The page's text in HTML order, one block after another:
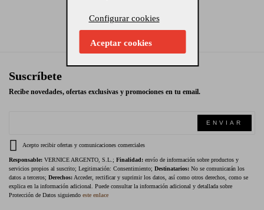
Suscríbete
Recibe novedades, ofertas exclusivas y promociones en tu email.
ENVIAR
Acepto recibir ofertas y comunicaciones comerciales
Responsable: VERNICE ARGENTO, S.L.; Finalidad: envío de información sobre productos y
servicios propios al suscrito; Legitimación: Consentimiento; Destinatarios: No se comunicarán los
datos a terceros; Derechos: Acceder, rectificar y suprimir los datos, así como otros derechos, como se
explica en la información adicional. Puede consultar la información adicional y detallada sobre
Protección de Datos siguiendo este enlace
Configurar cookies
Aceptar cookies